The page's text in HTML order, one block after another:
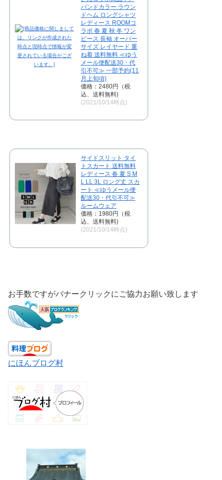
バンドカラー ラウン
ドヘム ロングシャツ
レディース ROOMコ
ラボ 春 夏 秋 冬 ワン
ピース 長袖 オーバー
サイズ レイヤード 重
ね着 送料無料 ≪ゆう
メール便配送30・代
引不可≫ 一部予約(11
月上旬頃)
価格：2480円（税
込、送料無料)
(2021/10/14時点)
サイドスリット タイ
トスカート 送料無料
レディース 春 夏 S M
L LL 3L ロング丈 スカ
ート ≪ゆうメール便
配送30・代引不可≫
ルームウェア
価格：1980円（税
込、送料無料)
(2021/10/14時点)
お手数ですがバナークリックにご協力お願い致します
にほんブログ村